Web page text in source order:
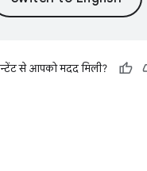
से आपको मदद मिली?